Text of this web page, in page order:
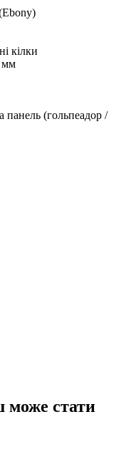
кілки
мм
панель (гольпеадор /
може стати